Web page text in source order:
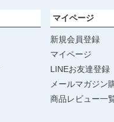
マイページ
新規会員登録
マイページ
LINEお友達登録
メールマガジン
商品レビュー一